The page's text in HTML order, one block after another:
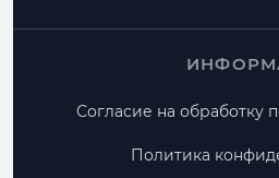
Согласие на обработку
Политика